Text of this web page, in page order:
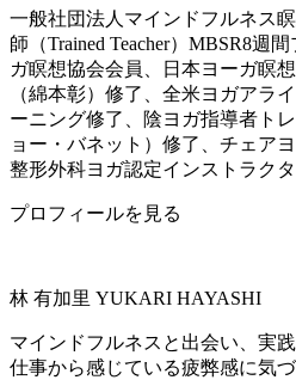
一般社団法人マインドフルネス
師（Trained Teacher）MBSR8週
ガ瞑想協会会員、日本ヨーガ瞑
（綿本彰）修了、全米ヨガアラ
ーニング修了、陰ヨガ指導者ト
ョー・バネット）修了、チェア
整形外科ヨガ認定インストラク
プロフィールを見る
林 有加里 YUKARI HAYASHI
マインドフルネスと出会い、実
仕事から感じている疲弊感に気